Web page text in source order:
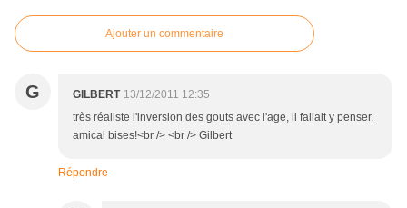
Ajouter un commentaire
G GILBERT 13/12/2011 12:35
très réaliste l'inversion des gouts avec l'age, il fallait y penser.
amical bises!<br /> <br /> Gilbert
Répondre